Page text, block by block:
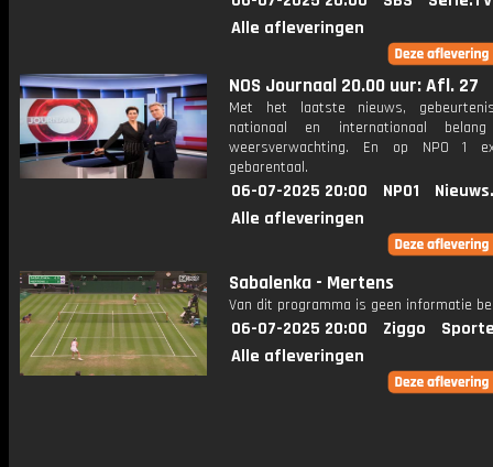
Alle afleveringen
NOS Journaal 20.00 uur: Afl. 27
Met het laatste nieuws,
nationaal en internationaal
weersverwachting. En op NPO 1
gebarentaal.
06-07-2025 20:00 NPO1
Alle afleveringen
Sabalenka - Mertens
Van dit programma is geen informatie
06-07-2025 20:00 Ziggo
Alle afleveringen